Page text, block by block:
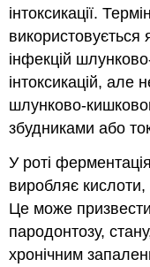
інтоксикації.
використовується
інфекцій
інтоксикацій,
шлунково-
збудниками або
У роті
виробляє
Це може
пародонтозу,
хронічним